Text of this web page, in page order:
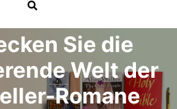
On 09 Mai 2024
Sie die
Welt der
Romane